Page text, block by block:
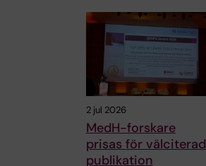
2 jul 2026
MedH-forskare
prisas för välciterad
publikation